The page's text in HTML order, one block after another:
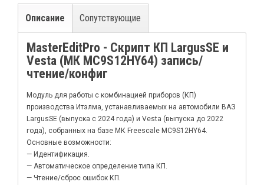
Описание Сопутствующие
MasterEditPro - Скрипт КП LargusSE и
Vesta (МК MC9S12HY64) запись/
чтение/конфиг
Модуль для работы с комбинацией приборов (КП)
производства Итэлма, устанавливаемых на автомобили ВАЗ
LargusSE (выпуска c 2024 года) и Vesta (выпуска до 2022
года), собранных на базе МК Freescale MC9S12HY64.
Основные возможности:
— Идентификация.
— Автоматическое определение типа КП.
— Чтение/сброс ошибок КП.